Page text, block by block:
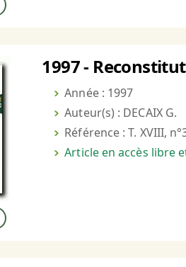
1997 -
Année : 1997
Auteur(s) : DECAIX G.
Référence : T. XVIII,
Article en accès libre